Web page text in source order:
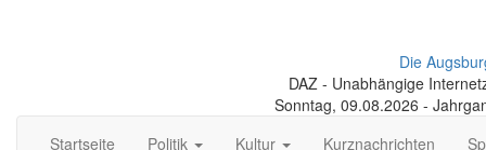
Die
DAZ - Unabhängige
Sonntag, 09.08.2026 -
Startseite
Politik Kultur Kurznachrichten